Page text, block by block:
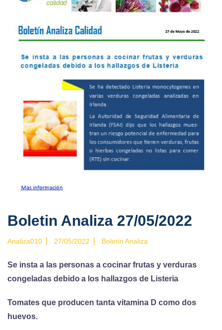
Boletin Analiza 27/05/2022
Analiza010 27/05/2022 Boletín Analiza
Se insta a las personas a cocinar frutas y verduras
congeladas debido a los hallazgos de Listeria
Tomates que producen tanta vitamina D como dos
huevos.